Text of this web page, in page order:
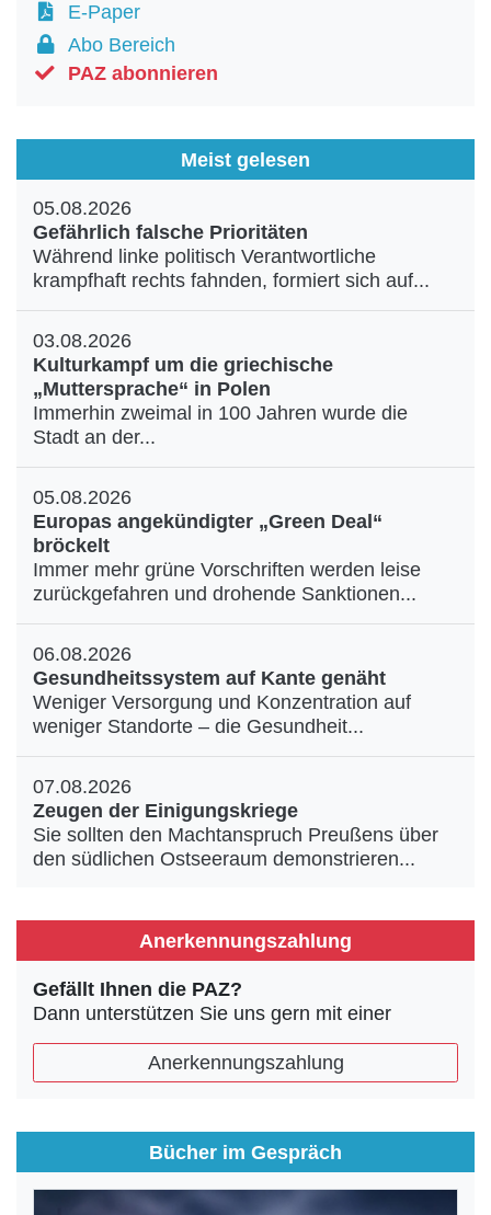
E-Paper
Abo Bereich
PAZ abonnieren
Meist gelesen
05.08.2026
Gefährlich falsche Prioritäten
Während linke politisch Verantwortliche
krampfhaft rechts fahnden, formiert sich auf...
03.08.2026
Kulturkampf um die griechische
„Muttersprache“ in Polen
Immerhin zweimal in 100 Jahren wurde die
Stadt an der...
05.08.2026
Europas angekündigter „Green Deal“
bröckelt
Immer mehr grüne Vorschriften werden leise
zurückgefahren und drohende Sanktionen...
06.08.2026
Gesundheitssystem auf Kante genäht
Weniger Versorgung und Konzentration auf
weniger Standorte – die Gesundheit...
07.08.2026
Zeugen der Einigungskriege
Sie sollten den Machtanspruch Preußens über
den südlichen Ostseeraum demonstrieren...
Anerkennungszahlung
Gefällt Ihnen die PAZ?
Dann unterstützen Sie uns gern mit einer
Anerkennungszahlung
Bücher im Gespräch